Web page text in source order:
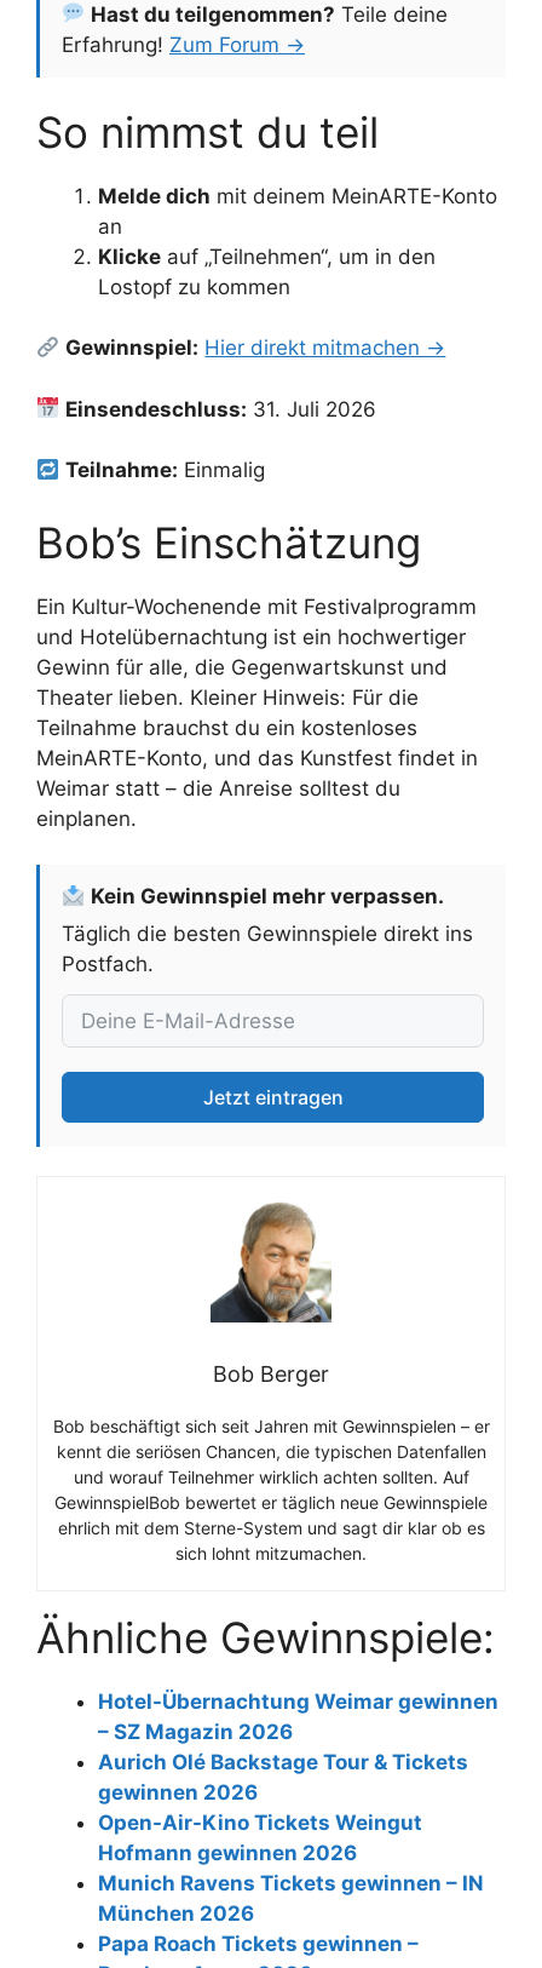
Hast du teilgenommen? Teile deine
Erfahrung! Zum Forum →
So nimmst du teil
Melde dich mit deinem MeinARTE-Konto
an
Klicke auf „Teilnehmen“, um in den
Lostopf zu kommen
Gewinnspiel: Hier direkt mitmachen →
Einsendeschluss: 31. Juli 2026
Teilnahme: Einmalig
Bob’s Einschätzung
Ein Kultur-Wochenende mit Festivalprogramm
und Hotelübernachtung ist ein hochwertiger
Gewinn für alle, die Gegenwartskunst und
Theater lieben. Kleiner Hinweis: Für die
Teilnahme brauchst du ein kostenloses
MeinARTE-Konto, und das Kunstfest findet in
Weimar statt – die Anreise solltest du
einplanen.
Kein Gewinnspiel mehr verpassen.
Täglich die besten Gewinnspiele direkt ins
Postfach.
Jetzt eintragen
Bob Berger
Bob beschäftigt sich seit Jahren mit Gewinnspielen – er
kennt die seriösen Chancen, die typischen Datenfallen
und worauf Teilnehmer wirklich achten sollten. Auf
GewinnspielBob bewertet er täglich neue Gewinnspiele
ehrlich mit dem Sterne-System und sagt dir klar ob es
sich lohnt mitzumachen.
Ähnliche Gewinnspiele:
Hotel-Übernachtung Weimar gewinnen
– SZ Magazin 2026
Aurich Olé Backstage Tour & Tickets
gewinnen 2026
Open-Air-Kino Tickets Weingut
Hofmann gewinnen 2026
Munich Ravens Tickets gewinnen – IN
München 2026
Papa Roach Tickets gewinnen –